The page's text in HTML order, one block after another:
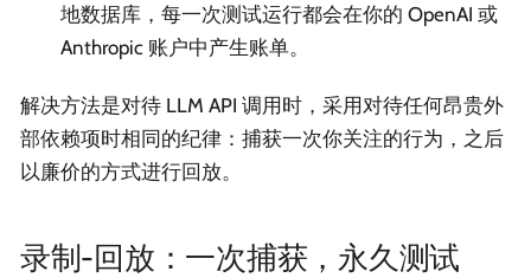
地数据库，每一次测试运行都会在你的 OpenAI 或
Anthropic 账户中产生账单。
解决方法是对待 LLM API 调用时，采用对待任何昂贵外
部依赖项时相同的纪律：捕获一次你关注的行为，之后
以廉价的方式进行回放。
录制-回放：一次捕获，永久测试